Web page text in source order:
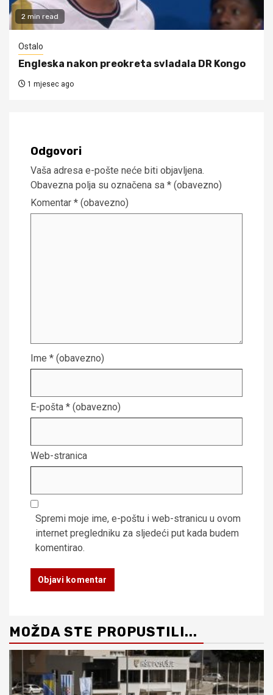
2 min read
Ostalo
Engleska nakon preokreta svladala DR Kongo
1 mjesec ago
Odgovori
Vaša adresa e-pošte neće biti objavljena.
Obavezna polja su označena sa * (obavezno)
Komentar * (obavezno)
Ime * (obavezno)
E-pošta * (obavezno)
Web-stranica
Spremi moje ime, e-poštu i web-stranicu u ovom
internet pregledniku za sljedeći put kada budem
komentirao.
MOŽDA STE PROPUSTILI...